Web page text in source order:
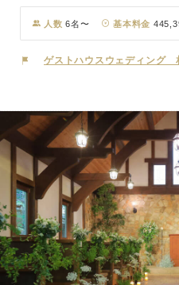
持ち」をお伝えする日。おふたり
と、これから一生共に歩むパート
っくりとお伺いし、カタチにして
ら当日まで一貫したスタッフ体制
人数 6名〜 基本料金
ゲストハウスウェディング